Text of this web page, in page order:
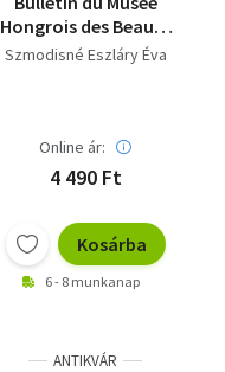
Hongrois des Beaux-
Arts 66-67/1986 -
Szmodisné Eszláry Éva
Online ár:
4 490 Ft
Kosárba
6 - 8 munkanap
ANTIKVÁR